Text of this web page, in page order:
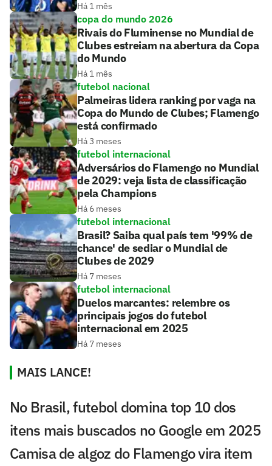
Há 1 mês
copa do mundo 2026
Rivais do Fluminense no Mundial de
Clubes estreiam na abertura da Copa
do Mundo
Há 1 mês
futebol nacional
Palmeiras lidera ranking por vaga na
Copa do Mundo de Clubes; Flamengo
está confirmado
Há 3 meses
futebol internacional
Adversários do Flamengo no Mundial
de 2029: veja lista de classificação
pela Champions
Há 6 meses
futebol internacional
Brasil? Saiba qual país tem '99% de
chance' de sediar o Mundial de
Clubes de 2029
Há 7 meses
futebol internacional
Duelos marcantes: relembre os
principais jogos do futebol
internacional em 2025
Há 7 meses
MAIS LANCE!
No Brasil, futebol domina top 10 dos
itens mais buscados no Google em 2025
Camisa de algoz do Flamengo vira item